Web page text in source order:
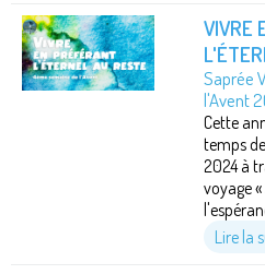
VIVRE
Saprée
l'Avent
Cette
temps
2024 à
voyage
Lire la